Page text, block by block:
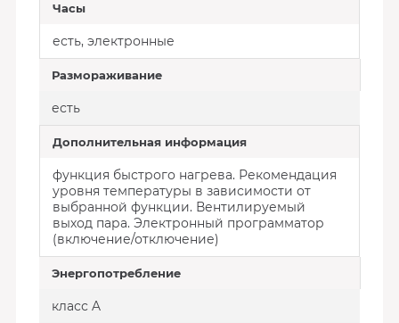
Часы
есть, электронные
Размораживание
есть
Дополнительная информация
функция быстрого нагрева. Рекомендация
уровня температуры в зависимости от
выбранной функции. Вентилируемый
выход пара. Электронный программатор
(включение/отключение)
Энергопотребление
класс A